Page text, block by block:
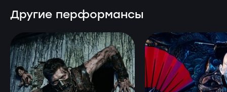
Другие перформансы